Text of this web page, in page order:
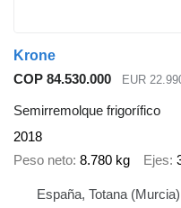
Krone
COP 84.530.000
EUR
Semirremolque frigorífico
2018
Peso neto 8.780 kg Ejes
España, Totana (Murcia)